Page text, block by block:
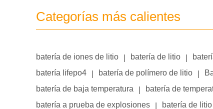
Categorías más calientes
batería de iones de litio batería de litio
batería lifepo4
batería de polímero de litio
batería de baja temperatura
batería de
batería a prueba de explosiones
batería de